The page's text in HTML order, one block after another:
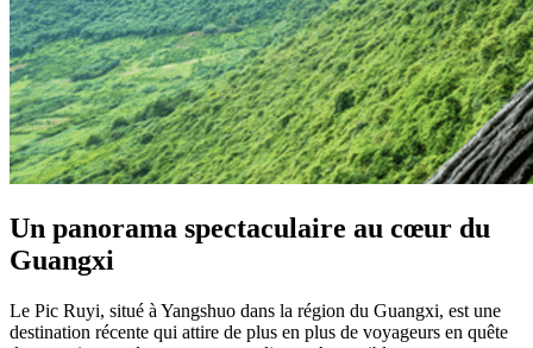
Un panorama spectaculaire au cœur du
Guangxi
Le Pic Ruyi, situé à Yangshuo dans la région du Guangxi, est une
destination récente qui attire de plus en plus de voyageurs en quête